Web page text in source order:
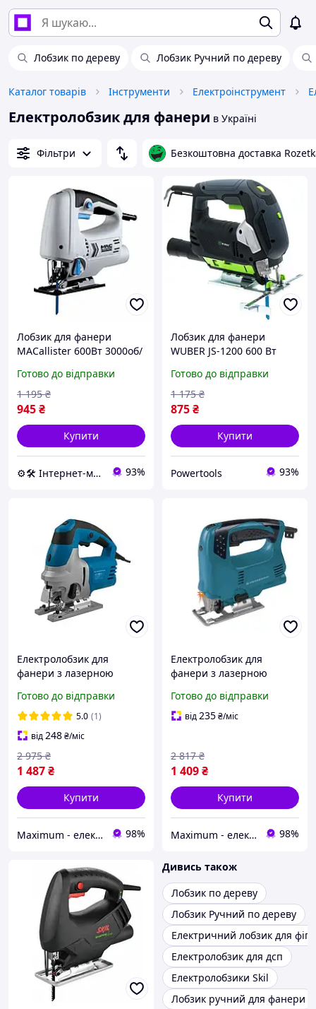
Лобзик по дереву Лобзик Ручний по дереву
Каталог товарів Інструменти Електроінструмент
Електролобзик для фанери в Україні
Фільтри Безкоштовна доставка
Лобзик для фанери
MACallister 600Вт 3000об/
майстерні електролобзик
по дереву
Готово до відправки
945₴
1 195 ₴
Купити
⚙️🛠 Інтернет-магазин ALORA 93%
Лобзик для фанери
WUBER JS-1200 600 Вт
випилювання по дереву
Готово до відправки
875₴
1 175 ₴
Купити
Powertools 93%
Електролобзик для
фанери з лазерною
801 SS 80 Ручний
мережевий лобзик
Готово до відправки
5.0 (1)
від248₴/міс
1 487₴
2 975 ₴
Купити
Maximum - електричні та бензиновий інструмент 98%
Електролобзик для
фанери з лазерною
550 SS 80 Ручний
мережевий лобзик
Готово до відправки
від235₴/міс
1 409₴
2 817 ₴
Купити
Maximum - електричні та бензиновий інструмент 98%
Дивись також
Лобзик по дереву
Лобзик Ручний по дереву
Електричний лобзик для
Електролобзик для дсп
Електролобзики Skil
Лобзик ручний для фанери